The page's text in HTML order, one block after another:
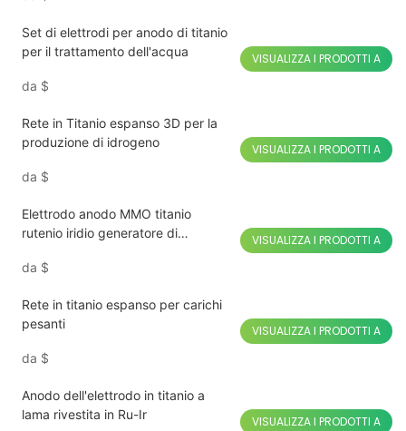
Set di elettrodi per anodo di titanio
per il trattamento dell'acqua
da $
VISUALIZZA I PRODOTTI A
Rete in Titanio espanso 3D per la
produzione di idrogeno
da $
VISUALIZZA I PRODOTTI A
Elettrodo anodo MMO titanio
rutenio iridio generatore di
da $
VISUALIZZA I PRODOTTI A
Rete in titanio espanso per carichi
pesanti
da $
VISUALIZZA I PRODOTTI A
Anodo dell'elettrodo in titanio a
lama rivestita in Ru-Ir
VISUALIZZA I PRODOTTI A